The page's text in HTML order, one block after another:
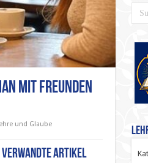
mit Freunden
und Glaube
Verwandte Artikel